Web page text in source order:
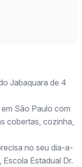
Jabaquara de 4
São Paulo com
cobertas, cozinha,
no seu dia-a-
Estadual Dr.